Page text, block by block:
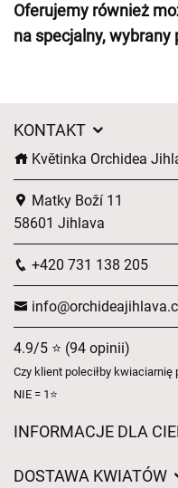
Oferujemy również
na specjalny, wybrany
KONTAKT
Květinka Orchidea
Matky Boží 11
58601 Jihlava
+420 731 138 205
4.9/5 ⭐ (94 opinii)
Czy klient poleciłby kwiaciarnię
NIE = 1⭐
INFORMACJE DLA
DOSTAWA KWIATÓW